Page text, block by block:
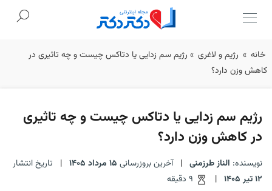
Skip
to
خانه » رژیم و لاغری » رژیم سم‌ زدایی یا دتاکس چیست و چه تاثیری در
کاهش وزن دارد؟
رژیم سم‌ زدایی یا دتاکس چیست و چه تاثیری
در کاهش وزن دارد؟
نویسنده: الناز طرزمنی | آخرین بروزرسانی 15 مرداد 1405 |
تاریخ انتشار
12 تیر 1405
|